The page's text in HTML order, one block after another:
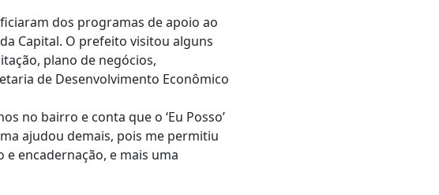
dos programas de apoio ao
Capital. O prefeito visitou alguns
plano de negócios,
de Desenvolvimento Econômico
no bairro e conta que o ‘Eu Posso’
ajudou demais, pois me permitiu
encadernação, e mais uma